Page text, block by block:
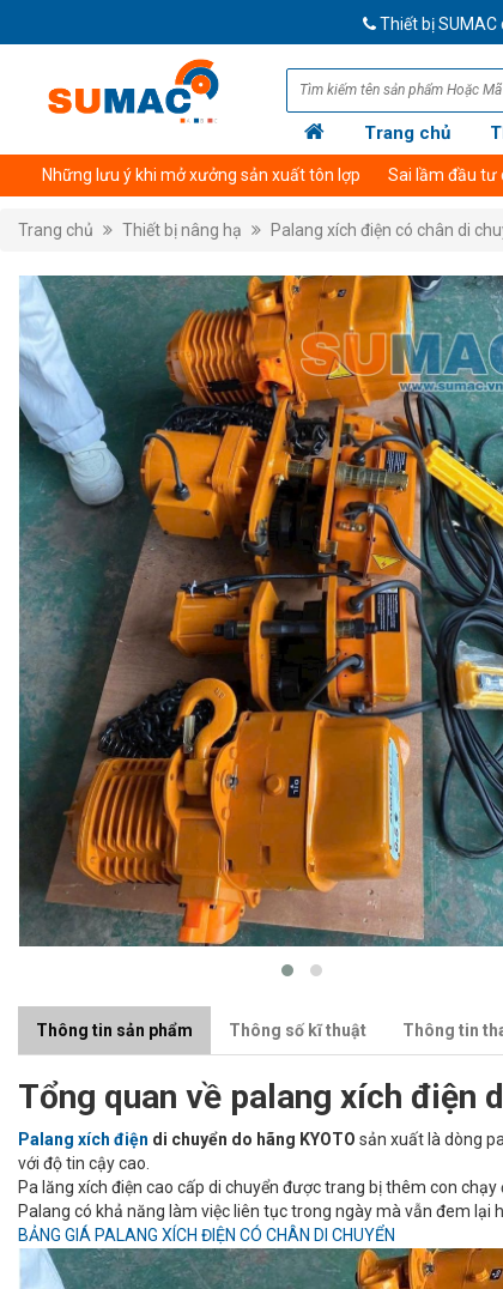
Thiết bị SUMAC
Trang chủ
Giới thiệu công ty Thông tin tài khoản thanh toán
Trang chủ Thiết bị nâng hạ Palang xích điện có chân di
Thông tin sản phẩm Thông số kĩ thuật Thông tin
Tổng quan về palang xích điện
Palang xích điện di chuyển do hãng KYOTO sản xuất là dòng
với độ tin cậy cao.
Pa lăng xích điện cao cấp di chuyển được trang bị thêm con
Palang có khả năng làm việc liên tục trong ngày mà vẫn đem lại
BẢNG GIÁ PALANG XÍCH ĐIỆN CÓ CHÂN DI CHUYỂN